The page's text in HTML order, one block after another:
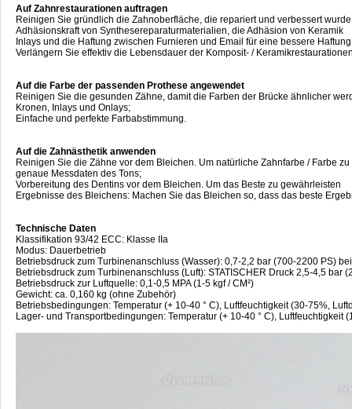
Auf Zahnrestaurationen auftragen
Reinigen Sie gründlich die Zahnoberfläche, die repariert und verbessert wurde
Adhäsionskraft von Synthesereparaturmaterialien, die Adhäsion von Keramik
Inlays und die Haftung zwischen Furnieren und Email für eine bessere
Verlängern Sie effektiv die Lebensdauer der Komposit- /
Auf die Farbe der passenden Prothese angewendet
Reinigen Sie die gesunden Zähne, damit die Farben der Brücke ähnlicher
Kronen, Inlays und Onlays;
Einfache und perfekte Farbabstimmung.
Auf die Zahnästhetik anwenden
Reinigen Sie die Zähne vor dem Bleichen. Um natürliche Zahnfarbe / Farbe
genaue Messdaten des Tons;
Vorbereitung des Dentins vor dem Bleichen. Um das Beste zu gewährleisten
Ergebnisse des Bleichens: Machen Sie das Bleichen so, dass das beste
Technische Daten
Klassifikation 93/42 ECC: Klasse IIa
Modus: Dauerbetrieb
Betriebsdruck zum Turbinenanschluss (Wasser): 0,7-2,2 bar (700-2200 PS)
Betriebsdruck zum Turbinenanschluss (Luft): STATISCHER Druck 2,5-4,5 bar
Betriebsdruck zur Luftquelle: 0,1-0,5 MPA (1-5 kgf / CM²)
Gewicht: ca. 0,160 kg (ohne Zubehör)
Betriebsbedingungen: Temperatur (+ 10-40 ° C), Luftfeuchtigkeit (30-75%,
Lager- und Transportbedingungen: Temperatur (+ 10-40 ° C), Luftfeuchtigkeit